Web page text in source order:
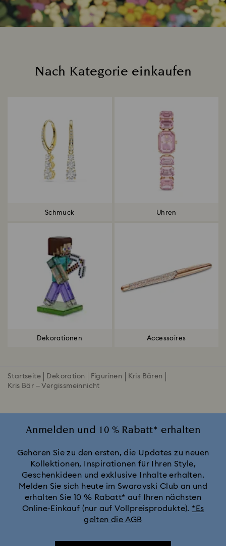
Nach Kategorie einkaufen
Schmuck Uhren
Dekorationen Accessoires
Startseite Dekoration Figurinen
Kris Bären
Kris Bär – Vergissmeinnicht
Anmelden und 10 % Rabatt* erhalten
Gehören Sie zu den ersten, die Updates zu neuen
Kollektionen, Inspirationen für Ihren Style,
Geschenkideen und exklusive Inhalte erhalten.
Melden Sie sich heute im Swarovski Club an und
erhalten Sie 10 % Rabatt* auf Ihren nächsten
Online-Einkauf (nur auf Vollpreisprodukte). *Es
gelten die AGB